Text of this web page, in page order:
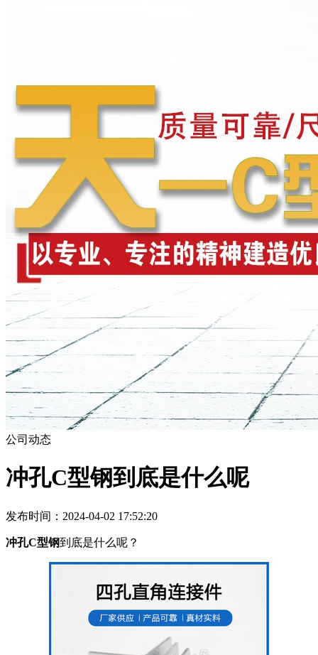
公司动态
冲孔C型钢到底是什么呢
发布时间：2024-04-02 17:52:20
冲孔C型钢到底是什么呢？